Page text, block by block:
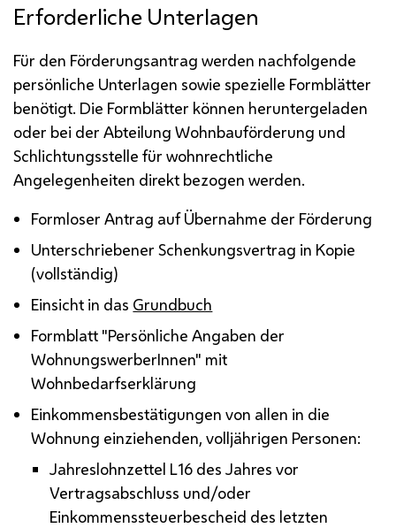
Erforderliche Unterlagen
Für den Förderungsantrag werden nachfolgende
persönliche Unterlagen sowie spezielle Formblätter
benötigt. Die Formblätter können heruntergeladen
oder bei der Abteilung Wohnbauförderung und
Schlichtungsstelle für wohnrechtliche
Angelegenheiten direkt bezogen werden.
Formloser Antrag auf Übernahme der Förderung
Unterschriebener Schenkungsvertrag in Kopie
(vollständig)
Einsicht in das Grundbuch
Formblatt "Persönliche Angaben der
WohnungswerberInnen" mit
Wohnbedarfserklärung
Einkommensbestätigungen von allen in die
Wohnung einziehenden, volljährigen Personen:
Jahreslohnzettel L16 des Jahres vor
Vertragsabschluss und/oder
Einkommenssteuerbescheid des letzten